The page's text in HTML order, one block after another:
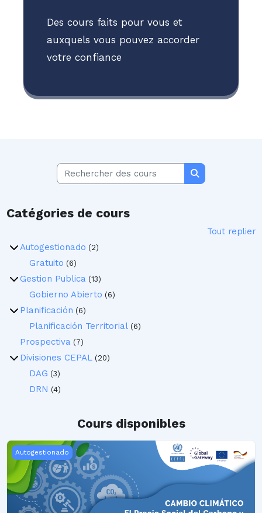
Des cours faits pour vous et
auxquels vous pouvez accorder
votre confiance
Rechercher des cours
Rechercher
Catégories de cours
Tout replier
Autogestionado (2)
Gratuito (6)
Gestion Publica (13)
Gobierno Abierto (6)
Planificación (6)
Planificación Territorial (6)
Prospectiva (7)
Divisiones CEPAL (20)
DAG (3)
DRN (4)
Cours disponibles
El Precio Social del Carbono y la Evaluación de la Inversión
Autogestionado